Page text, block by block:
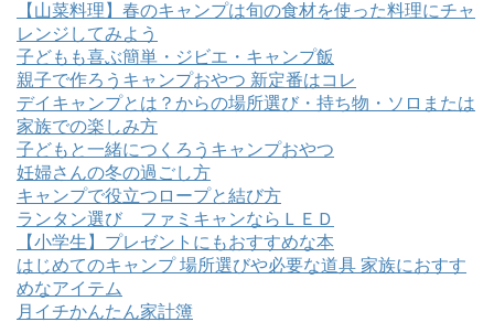
【山菜料理】春のキャンプは旬の食材を使った料理にチャ
レンジしてみよう
子どもも喜ぶ簡単・ジビエ・キャンプ飯
親子で作ろうキャンプおやつ 新定番はコレ
デイキャンプとは？からの場所選び・持ち物・ソロまたは
家族での楽しみ方
子どもと一緒につくろうキャンプおやつ
妊婦さんの冬の過ごし方
キャンプで役立つロープと結び方
ランタン選び ファミキャンならＬＥＤ
【小学生】プレゼントにもおすすめな本
はじめてのキャンプ 場所選びや必要な道具 家族におすす
めなアイテム
月イチかんたん家計簿